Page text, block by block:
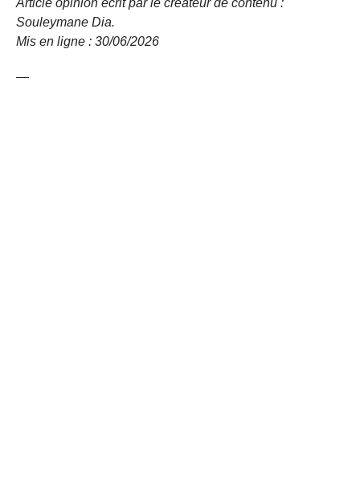
Article opinion écrit par le créateur de contenu :
Souleymane Dia.
Mis en ligne : 30/06/2026
—